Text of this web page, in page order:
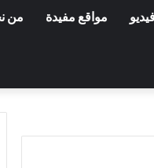
مواقع مفيدة من